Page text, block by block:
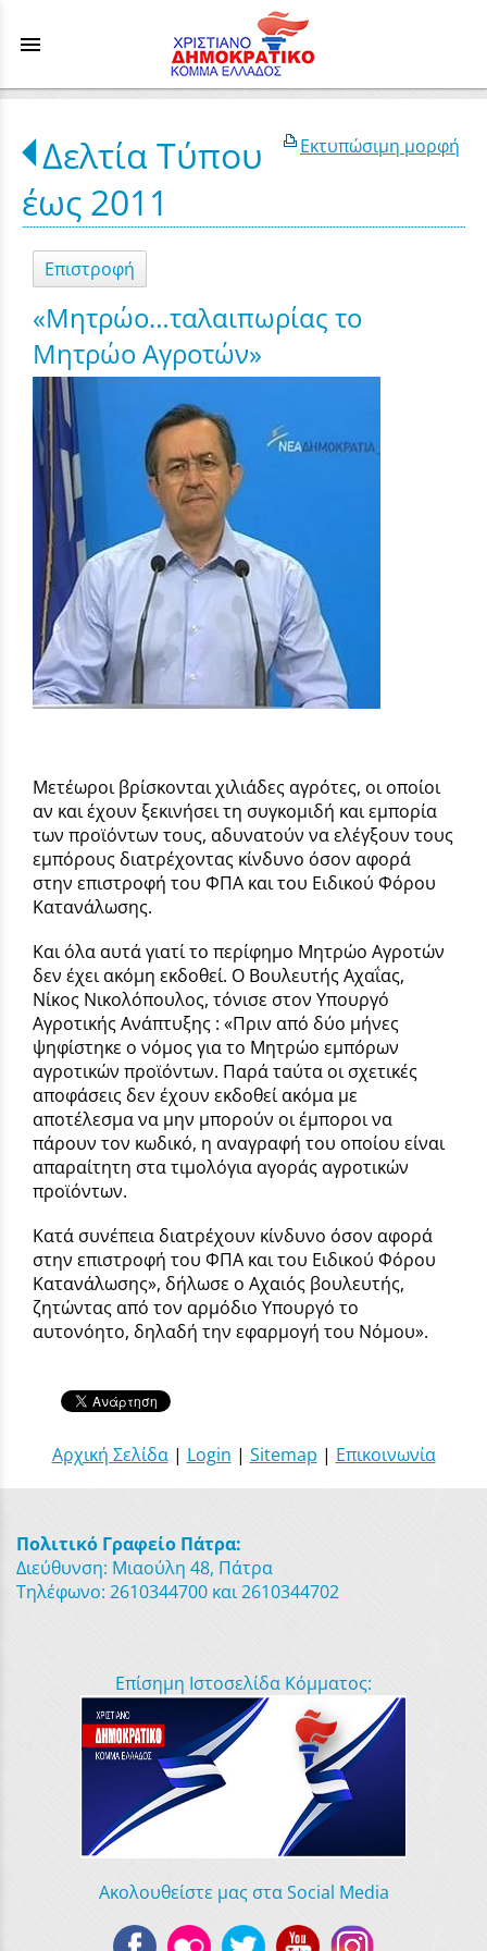
menu
Εκτυπώσιμη μορφή
Δελτία Τύπου
έως 2011
Επιστροφή
«Μητρώο…ταλαιπωρίας το
Μητρώο Αγροτών»
Μετέωροι βρίσκονται χιλιάδες αγρότες, οι οποίοι
αν και έχουν ξεκινήσει τη συγκομιδή και εμπορία
των προϊόντων τους, αδυνατούν να ελέγξουν τους
εμπόρους διατρέχοντας κίνδυνο όσον αφορά
στην επιστροφή του ΦΠΑ και του Ειδικού Φόρου
Κατανάλωσης.
Και όλα αυτά γιατί το περίφημο Μητρώο Αγροτών
δεν έχει ακόμη εκδοθεί. Ο Βουλευτής Αχαΐας,
Νίκος Νικολόπουλος, τόνισε στον Υπουργό
Αγροτικής Ανάπτυξης : «Πριν από δύο μήνες
ψηφίστηκε ο νόμος για το Μητρώο εμπόρων
αγροτικών προϊόντων. Παρά ταύτα οι σχετικές
αποφάσεις δεν έχουν εκδοθεί ακόμα με
αποτέλεσμα να μην μπορούν οι έμποροι να
πάρουν τον κωδικό, η αναγραφή του οποίου είναι
απαραίτητη στα τιμολόγια αγοράς αγροτικών
προϊόντων.
Kατά συνέπεια διατρέχουν κίνδυνο όσον αφορά
στην επιστροφή του ΦΠΑ και του Ειδικού Φόρου
Κατανάλωσης», δήλωσε ο Αχαιός βουλευτής,
ζητώντας από τον αρμόδιο Υπουργό το
αυτονόητο, δηλαδή την εφαρμογή του Νόμου».
Αρχική Σελίδα| Login | Sitemap | Επικοινωνία
Πολιτικό Γραφείο Πάτρα:
Διεύθυνση: Μιαούλη 48, Πάτρα
Τηλέφωνο: 2610344700 και 2610344702
Επίσημη Ιστοσελίδα Κόμματος:
Ακολουθείστε μας στα Social Media